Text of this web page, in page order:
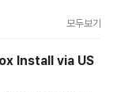
모두보기
Install via US